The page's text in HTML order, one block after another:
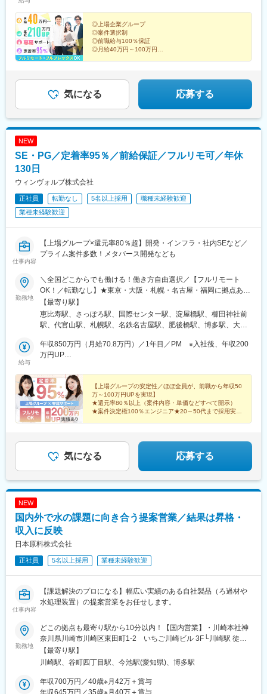
2分／「梅田駅」から徒歩5分■福岡支店：福岡県福岡市中央区天
神4-6-28 いちご天神ノースビル アクセス：「天神駅」から徒歩
6分／「西鉄福岡（天神）駅」から徒歩8分※転居を伴う転勤なし※
オフィス敷地内全面禁煙※今回募集しているプロジェクトは47都
道府県すべてで勤務可能です
◎上場企業グループ
◎案件選択制
◎前職給与100％保証
◎月給40万円～100万円
～数字でわかる環境と実績。ここで人生を見据えた選択
を～
気になる 応募する
NEW
SE・PG／定着率95％／前給保証／フルリモ可／年休
130日
ウィンヴォルブ株式会社
正社員 転勤なし 5名以上採用
職種未経験歓迎
業種未経験歓迎
仕事内容
【上場グループ×還元率80％超】開発・インフラ・社内SEなど／
プライム案件多数！メタバース開発なども
勤務地
＼全国どこからでも働ける！働き方自由選択／【フルリモート
OK！／転勤なし】★東京・大阪・札幌・名古屋・福岡に拠点あり
※希望を考慮し決定いたします。【本社】東京都渋谷区恵比寿南1-
1-1 ヒューマックス恵比寿ビル8F【札幌】北海道札幌市中央区北4
条西4-1-7 MMS札幌駅前ビル1F【名古屋】愛知県名古屋市中村区
5-13 創建御堂筋ビル2F【福岡】福岡県福岡市博多区博多駅前3-
27-25 第二岡部ビル8F
【最寄り駅】
恵比寿駅、さっぽろ駅、国際センター駅、淀屋橋駅、櫛田神社前
駅、代官山駅、札幌駅、名鉄名古屋駅、肥後橋駅、博多駅、大通
給与
年収850万円（月給70.8万円）／1年目／PM ※入社後、年収200
万円UP
万円UP
【上場グループの安定性／ほぼ全員が、前職から年収50
万～100万円UPを実現】
★還元率80％以上（案件内容・単価などすべて開示）
★案件決定権100％エンジニア★20～50代まで採用実績
気になる 応募する
NEW
国内外で水の課題に向き合う提案営業／結果は昇格・
収入に反映
日本原料株式会社
正社員 5名以上採用 業種未経験歓迎
仕事内容
【課題解決のプロになる】幅広い実績のある自社製品（ろ過材や
水処理装置）の提案営業をお任せします。
勤務地
どこの拠点も最寄り駅から10分以内！【国内営業】・川崎本社神
奈川県川崎市川崎区東田町1-2 いちご川崎ビル 3F└川崎駅 徒歩8
分・関西支店大阪府大阪市中央区内本町1-3-5└谷町四丁目駅 徒歩
3分・名古屋営業所愛知県名古屋市千種区春岡1-1-2└今池駅 徒歩7
徒歩3分【海外営業】・川崎本社神奈川県川崎市川崎区東田町1-
2 いちご川崎ビル 3F└川崎駅 徒歩8分※受動喫煙対策：屋内全面
【最寄り駅】
川崎駅、谷町四丁目駅、今池駅(愛知県)、博多駅
年収700万円／40歳※月42万＋賞与
年収645万円／35歳※月40万＋賞与